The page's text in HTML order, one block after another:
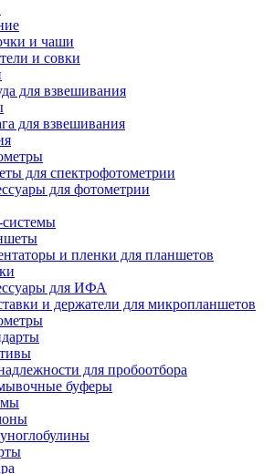
и чаши
и совки
для взвешивания
для взвешивания
для спектрофотометрии
для фотометрии
системы
и пленки для планшетов
для ИФА
и держатели для микропланшетов
для пробоотбора
буферы